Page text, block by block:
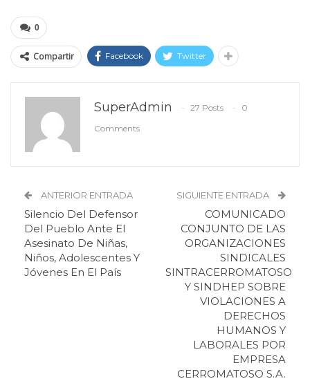
0
Compartir Facebook Twitter
SuperAdmin 27 Posts
0
Comments
ANTERIOR ENTRADA
Silencio Del Defensor
Del Pueblo Ante El
Asesinato De Niñas,
Niños, Adolescentes Y
Jóvenes En El País
SIGUIENTE ENTRADA
COMUNICADO
CONJUNTO DE LAS
ORGANIZACIONES
SINDICALES
SINTRACERROMATOSO
Y SINDHEP SOBRE
VIOLACIONES A
DERECHOS
HUMANOS Y
LABORALES POR
EMPRESA
CERROMATOSO S.A.